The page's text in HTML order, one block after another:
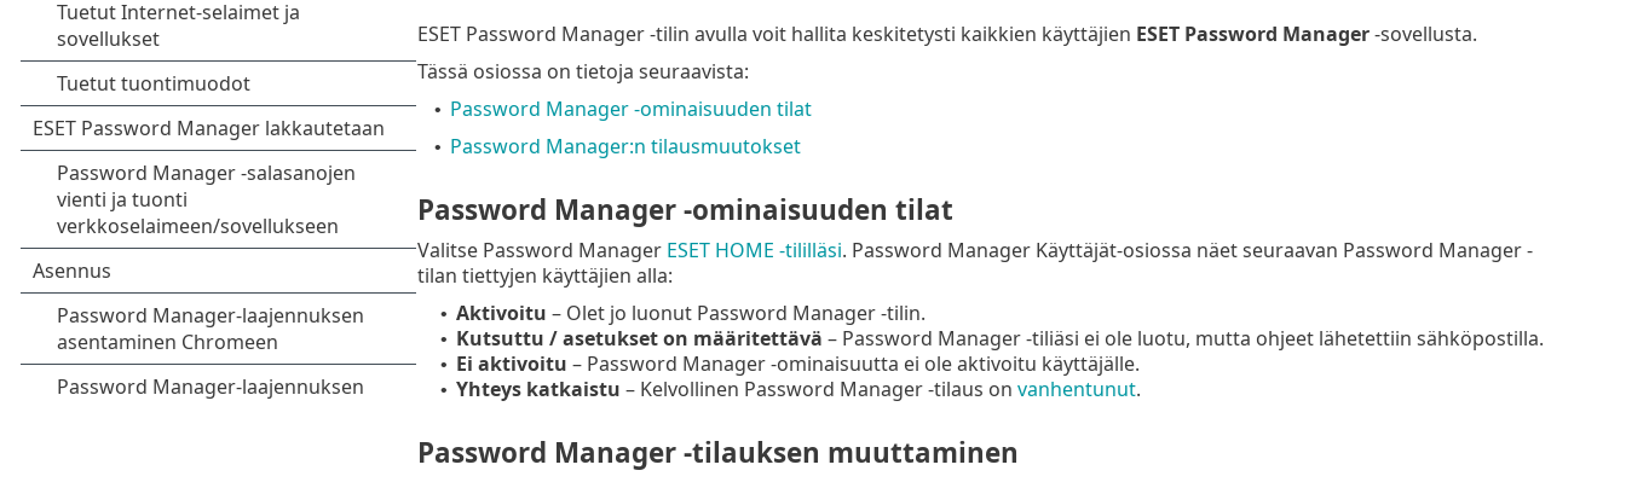
ESET Password Manager -tilin avulla voit hallita keskitetysti kaikkien käyttäjien ESET Password Manager-sovellusta.
Tässä osiossa on tietoja seuraavista:
• Password Manager -ominaisuuden tilat
• Password Manager:n tilausmuutokset
Password Manager -ominaisuuden tilat
Valitse Password Manager ESET HOME -tililläsi. Password Manager Käyttäjät-osiossa näet seuraavan Password Manager -
tilan tiettyjen käyttäjien alla:
• Aktivoitu – Olet jo luonut Password Manager -tilin.
• Kutsuttu / asetukset on määritettävä – Password Manager -tiliäsi ei ole luotu, mutta ohjeet lähetettiin sähköpostilla.
• Ei aktivoitu – Password Manager-ominaisuutta ei ole aktivoitu käyttäjälle.
• Yhteys katkaistu – Kelvollinen Password Manager -tilaus on vanhentunut.
Password Manager -tilauksen muuttaminen